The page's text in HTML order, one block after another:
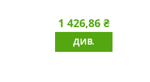
1 426,86 ₴
ДИВ.